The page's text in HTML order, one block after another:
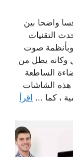
واضحا بين
التقنيات
تصل 140و 150 بوصة وبأنظمة صوت
وكانه يطل من
الساطعة
الشاشات
، كما ... اقرأ